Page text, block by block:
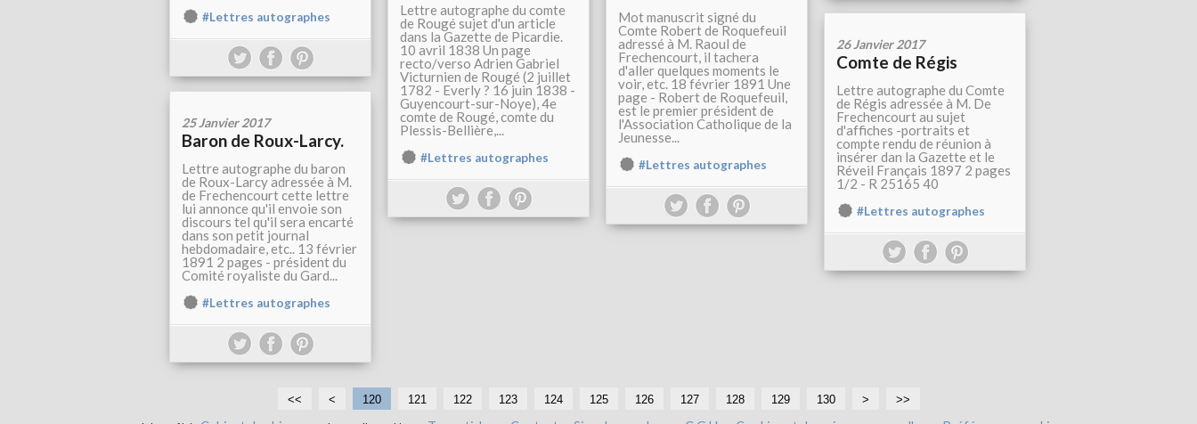
#Lettres autographes
Lettre autographe du comte
de Rougé sujet d'un article
dans la Gazette de Picardie.
10 avril 1838 Un page
recto/verso Adrien Gabriel
Victurnien de Rougé (2 juillet
1782 - Everly ? 16 juin 1838 -
Guyencourt-sur-Noye), 4e
comte de Rougé, comte du
Plessis-Bellière,...
#Lettres autographes
Mot manuscrit signé du
Comte Robert de Roquefeuil
adressé à M. Raoul de
Frechencourt, il tachera
d'aller quelques moments le
voir, etc. 18 février 1891 Une
page - Robert de Roquefeuil,
est le premier président de
l'Association Catholique de la
Jeunesse...
#Lettres autographes
26 Janvier 2017
Comte de Régis
Lettre autographe du Comte
de Régis adressée à M. De
Frechencourt au sujet
d'affiches -portraits et
compte rendu de réunion à
insérer dan la Gazette et le
Réveil Français 1897 2 pages
1/2 - R 25165 40
#Lettres autographes
25 Janvier 2017
Baron de Roux-Larcy.
Lettre autographe du baron
de Roux-Larcy adressée à M.
de Frechencourt cette lettre
lui annonce qu'il envoie son
discours tel qu'il sera encarté
dans son petit journal
hebdomadaire, etc.. 13 février
1891 2 pages - président du
Comité royaliste du Gard...
#Lettres autographes
<< <
1
1
120 121 122 123 124 125 126 127 128 129 130
1
1
1
1
1
1
2
3
> >>